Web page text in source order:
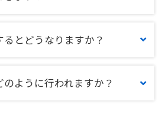
とどうなりますか？
ように行われますか？